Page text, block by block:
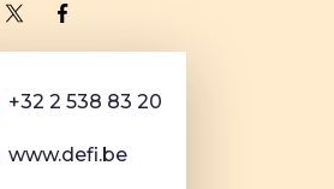
sur LinkedIn
Partager sur Twitter
+32 2 538 83 20
www.defi.be